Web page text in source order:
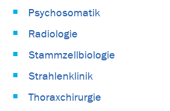
Psychosomatik
Radiologie
Stammzellbiologie
Strahlenklinik
Thoraxchirurgie